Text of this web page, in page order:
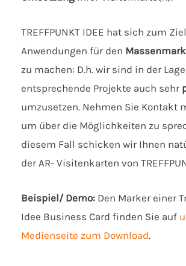
TREFFPUNKT IDEE hat sich zum
Anwendungen für den
zu machen: D.h. wir sind in der Lage
entsprechende Projekte auch sehr
umzusetzen. Nehmen Sie Kontakt
um über die Möglichkeiten zu
diesem Fall schicken wir Ihnen
der AR- Visitenkarten von
Beispiel/ Demo: Den Marker einer
Idee Business Card finden Sie auf
Medienseite zum Download.